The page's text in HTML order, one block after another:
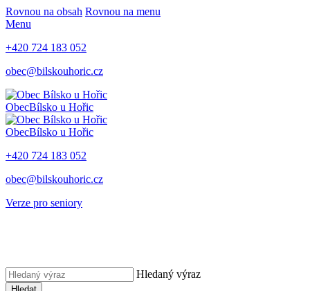
Rovnou na obsah Rovnou na menu
Menu
+420 724 183 052
obec@bilskouhoric.cz
ObecBílsko u Hořic
ObecBílsko u Hořic
+420 724 183 052
obec@bilskouhoric.cz
Verze pro seniory
Hledaný výraz